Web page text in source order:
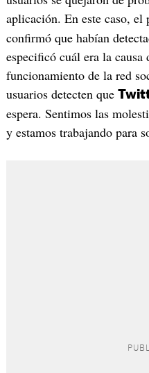
aplicación. En este caso,
confirmó que habían
especificó cuál era la causa
funcionamiento de la red
usuarios detecten que
espera. Sentimos las
y estamos trabajando para